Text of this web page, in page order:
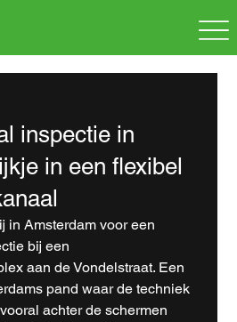
inspectie in
in een flexibel
in Amsterdam voor een
bij een
aan de Vondelstraat. Een
pand waar de techniek
achter de schermen